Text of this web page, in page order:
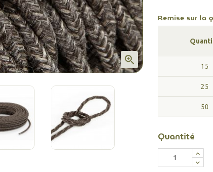

Remise sur la
15
25
50
Quantité